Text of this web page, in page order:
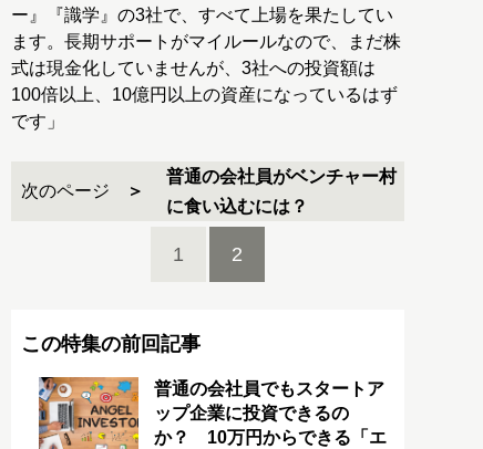
ー』『識学』の3社で、すべて上場を果たしてい
ます。長期サポートがマイルールなので、まだ株
式は現金化していませんが、3社への投資額は
100倍以上、10億円以上の資産になっているはず
です」
次のページ
普通の会社員がベンチャー村
に食い込むには？
1 2
この特集の前回記事
普通の会社員でもスタートア
ップ企業に投資できるの
か？ 10万円からできる「エ